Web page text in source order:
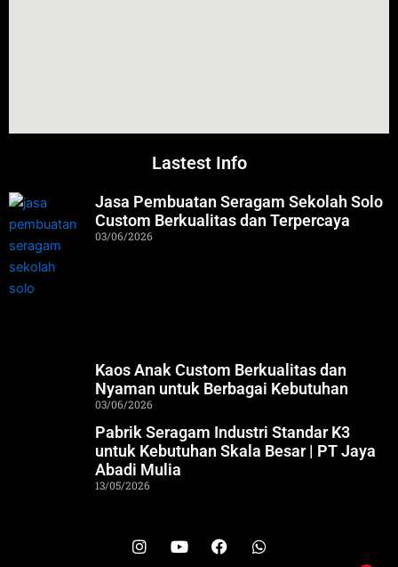
Lastest Info
Jasa Pembuatan Seragam Sekolah Solo
Custom Berkualitas dan Terpercaya
03/06/2026
Kaos Anak Custom Berkualitas dan
Nyaman untuk Berbagai Kebutuhan
03/06/2026
Pabrik Seragam Industri Standar K3
untuk Kebutuhan Skala Besar | PT Jaya
Abadi Mulia
13/05/2026
I
n
Y
o
F
a
W
h